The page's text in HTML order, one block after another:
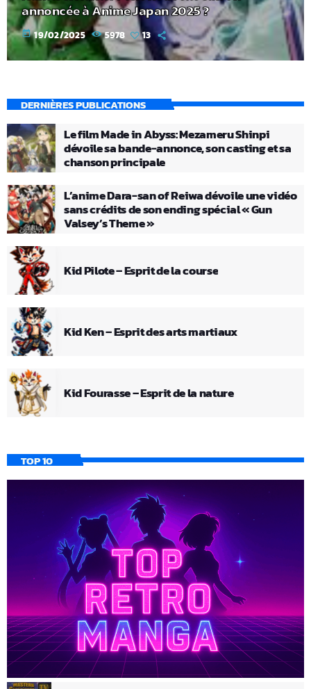
annoncée à Anime Japan 2025 ?
today 19/02/2025 5978 13
DERNIÈRES PUBLICATIONS
Le film Made in Abyss: Mezameru Shinpi
dévoile sa bande-annonce, son casting et sa
chanson principale
L’anime Dara-san of Reiwa dévoile une vidéo
sans crédits de son ending spécial « Gun
Valsey’s Theme »
Kid Pilote – Esprit de la course
Kid Ken – Esprit des arts martiaux
Kid Fourasse – Esprit de la nature
TOP 10